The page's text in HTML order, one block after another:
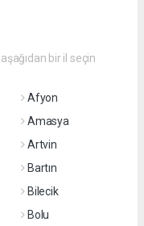
bir il seçin
Afyon
Amasya
Artvin
Bartın
Bilecik
Bolu